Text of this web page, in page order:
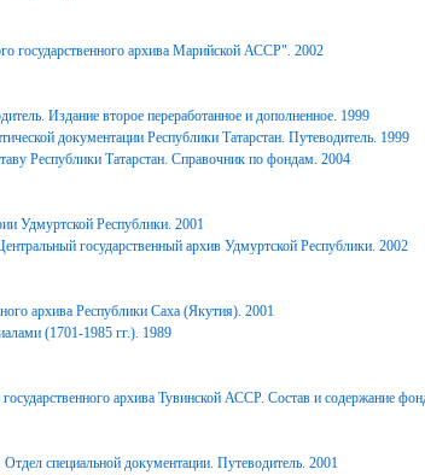
государственного архива Марийской АССР". 2002
Издание второе переработанное и дополненное. 1999
документации Республики Татарстан. Путеводитель. 1999
Республики Татарстан. Справочник по фондам. 2004
Удмуртской Республики. 2001
государственный архив Удмуртской Республики. 2002
архива Республики Саха (Якутия). 2001
(1701-1985 гг.). 1989
архива Тувинской АССР. Состав и содержание
специальной документации. Путеводитель. 2001